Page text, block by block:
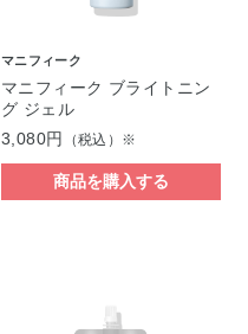
マニフィーク
マニフィーク ブライトニン
グ ジェル
3,080円
（税込）※
商品を購入する